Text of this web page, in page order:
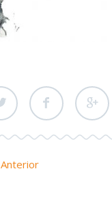
Anterior